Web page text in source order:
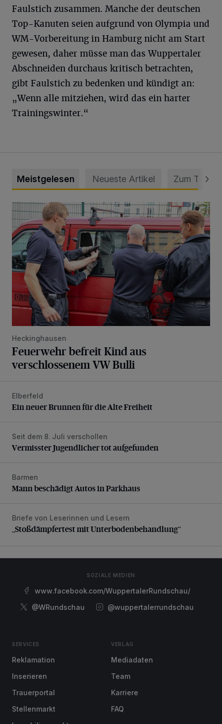
Faulstich zusammen. Manche der deutschen
Top-Kanuten seien aufgrund von Olympia und
WM-Vorbereitung in Hamburg nicht am Start
gewesen, daher müsse man das Wuppertaler
Abschneiden durchaus kritisch betrachten,
gibt Faulstich zu bedenken und kündigt an:
„Wenn alle mitziehen, wird das ein harter
Trainingswinter.“
Meistgelesen Neueste Artikel Zum Thema
Feuerwehr befreit Kind aus verschlossenem VW Bulli
Heckinghausen
Feuerwehr befreit Kind aus
verschlossenem VW Bulli
Ein neuer Brunnen für die Alte Freiheit
Elberfeld
Ein neuer Brunnen für die Alte Freiheit
Vermisster Jugendlicher tot aufgefunden
Seit dem 8. Juli verschollen
Vermisster Jugendlicher tot aufgefunden
Mann beschädigt Autos in Parkhaus
Barmen
Mann beschädigt Autos in Parkhaus
„Stoßdämpfertest mit Unterbodenbehandlung“
Briefe von Leserinnen und Lesern
„Stoßdämpfertest mit Unterbodenbehandlung“
SOZIALE MEDIEN
www.facebook.com/WuppertalerRundschau/
@WRundschau
@wuppertalerrundschau
SERVICES
Reklamation
Inserieren
Trauerportal
Stellenmarkt
VERLAG
Mediadaten
Team
Karriere
FAQ